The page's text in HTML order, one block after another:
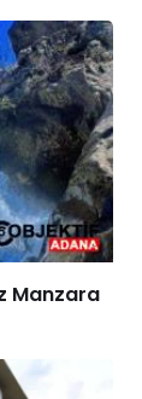
Manzara